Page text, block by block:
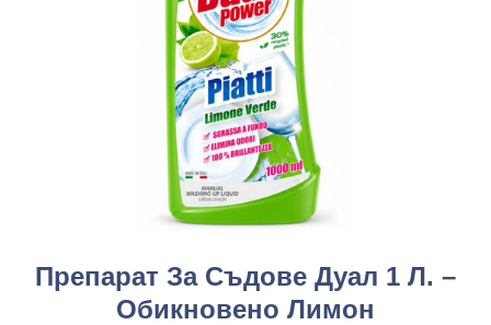
Препарат За Съдове Дуал 1 Л. –
Обикновено Лимон